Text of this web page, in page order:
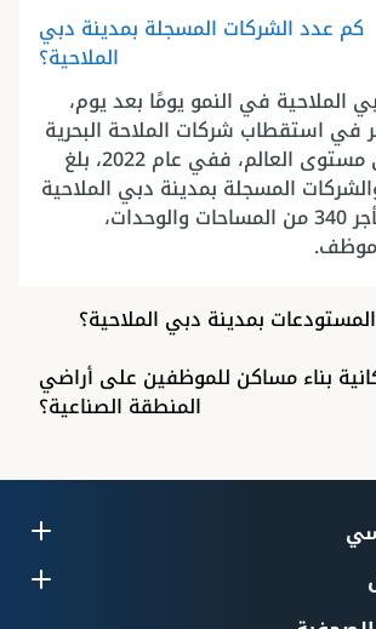
كم عدد الشركات المسجلة بمدينة دبي
الملاحية؟
الملاحية في النمو يومًا بعد يوم،
في استقطاب شركات الملاحة البحرية
بالمنطقة وعلى مستوى العالم، ففي عام 2022، بلغ
المسجلة بمدينة دبي الملاحية
280 شركة تستأجر 340 من المساحات والوحدات،
بمدينة دبي الملاحية؟
بناء مساكن للموظفين على أراضي
المنطقة الصناعية؟